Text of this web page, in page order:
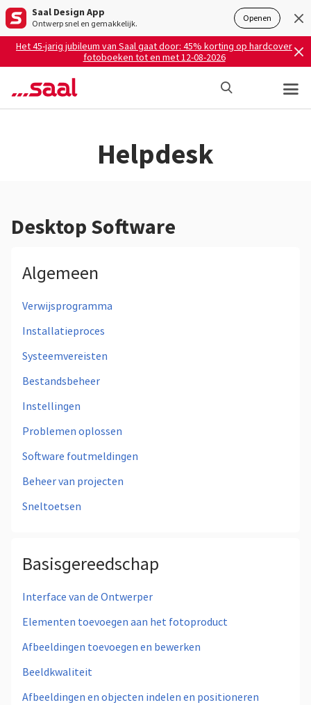
Saal Design App
Ontwerp snel en gemakkelijk. Openen
Het 45-jarig jubileum van Saal gaat door: 45% korting op hardcover
fotoboeken tot en met 12-08-2026
Helpdesk
Desktop Software
Algemeen
Verwijsprogramma
Installatieproces
Systeemvereisten
Bestandsbeheer
Instellingen
Problemen oplossen
Software foutmeldingen
Beheer van projecten
Sneltoetsen
Basisgereedschap
Interface van de Ontwerper
Elementen toevoegen aan het fotoproduct
Afbeeldingen toevoegen en bewerken
Beeldkwaliteit
Afbeeldingen en objecten indelen en positioneren